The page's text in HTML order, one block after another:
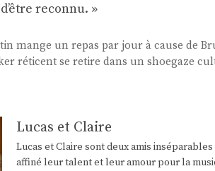
reconnu. »
mange un repas par jour à cause de
réticent se retire dans un shoegaze
Lucas et Claire
Lucas et Claire sont deux amis
affiné leur talent et leur amour pour la